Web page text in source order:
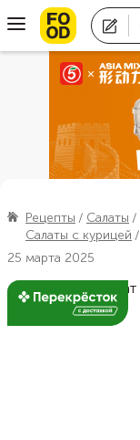
Рецепты Салаты
Салаты с курицей
25 марта 2025